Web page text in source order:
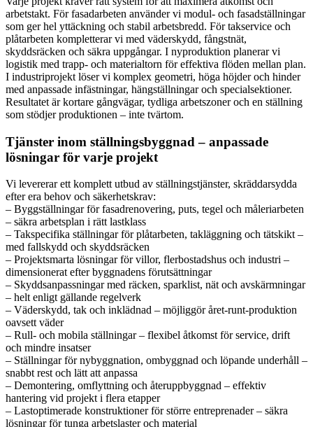
arbetstakt. För fasadarbeten använder vi modul- och fasadställningar
som ger hel yttäckning och stabil arbetsbredd. För takservice och
plåtarbeten kompletterar vi med väderskydd, fångstnät,
skyddsräcken och säkra uppgångar. I nyproduktion planerar vi
logistik med trapp- och materialtorn för effektiva flöden mellan plan.
I industriprojekt löser vi komplex geometri, höga höjder och hinder
med anpassade infästningar, hängställningar och specialsektioner.
Resultatet är kortare gångvägar, tydliga arbetszoner och en ställning
som stödjer produktionen – inte tvärtom.
Tjänster inom ställningsbyggnad – anpassade
lösningar för varje projekt
Vi levererar ett komplett utbud av ställningstjänster, skräddarsydda
efter era behov och säkerhetskrav:
– Byggställningar för fasadrenovering, puts, tegel och måleriarbeten
– säkra arbetsplan i rätt lastklass
– Takspecifika ställningar för plåtarbeten, takläggning och tätskikt –
med fallskydd och skyddsräcken
– Projektsmarta lösningar för villor, flerbostadshus och industri –
dimensionerat efter byggnadens förutsättningar
– Skyddsanpassningar med räcken, sparklist, nät och avskärmningar
– helt enligt gällande regelverk
– Väderskydd, tak och inklädnad – möjliggör året-runt-produktion
oavsett väder
– Rull- och mobila ställningar – flexibel åtkomst för service, drift
och mindre insatser
– Ställningar för nybyggnation, ombyggnad och löpande underhåll –
snabbt rest och lätt att anpassa
– Demontering, omflyttning och återuppbyggnad – effektiv
hantering vid projekt i flera etapper
– Lastoptimerade konstruktioner för större entreprenader – säkra
lösningar för tunga arbetslaster och material